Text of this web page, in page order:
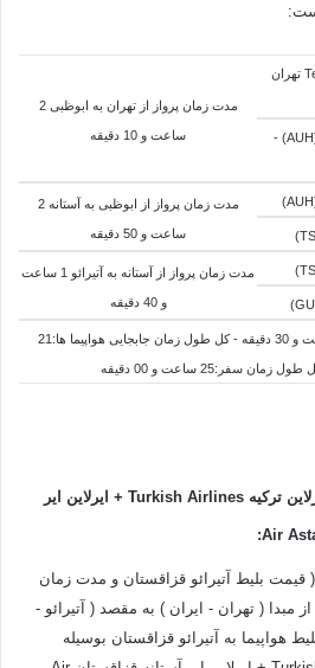
فرودگاه امام خمینی Tehran Khomeini تهران
مدت زمان پرواز از تهران به ابوظبی 2
ساعت و 10 دقیقه
مدت زمان پرواز از ابوظبی به آستانه 2
ساعت و 50 دقیقه
مدت زمان پرواز از آستانه به آتیرائو 1 ساعت
و 40 دقیقه
کل طول زمان پرواز در هوا:3 ساعت و 30 دقیقه - کل طول زمان جابجایی هواپیما ها:21
ترکیه Turkish Airlines + ایرلاین ایر
:
قیمت بلیط آتیرائو قزاقستان و مدت زمان
از مبدا ( تهران - ایران ) به مقصد ( آتیرائو -
هواپیما به آتیرائو قزاقستان بوسیله